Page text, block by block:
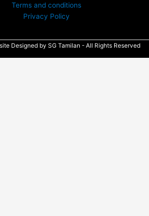
Terms and conditions
Privacy Policy
Designed by SG Tamilan - All Rights Reserved